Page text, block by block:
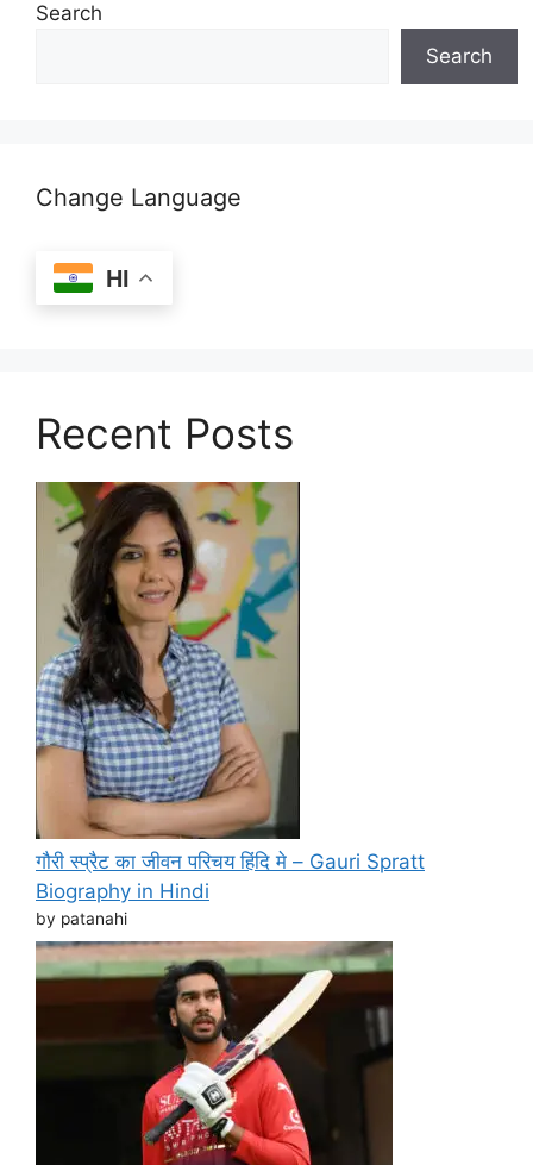
Search
Search
Change Language
HI
Recent Posts
गौरी स्प्रैट का जीवन परिचय हिंदि मे – Gauri Spratt
Biography in Hindi
by patanahi